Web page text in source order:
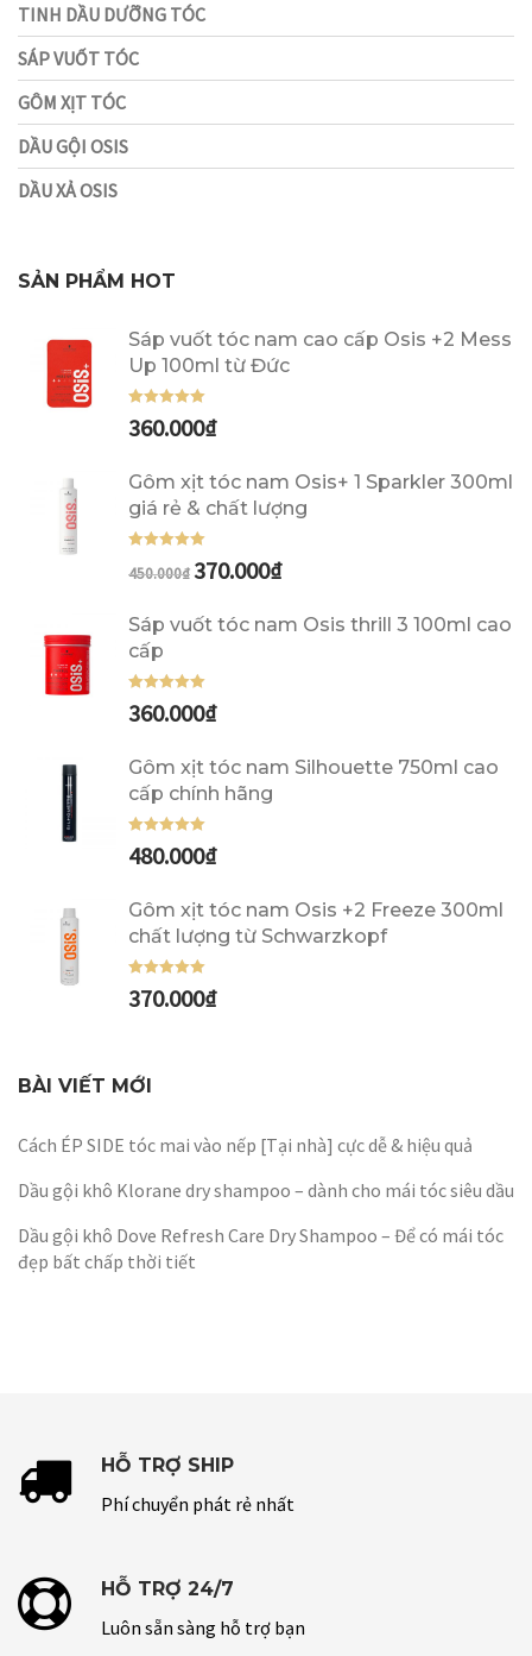
TINH DẦU DƯỠNG TÓC
SÁP VUỐT TÓC
GÔM XỊT TÓC
DẦU GỘI OSIS
DẦU XẢ OSIS
SẢN PHẨM HOT
Sáp vuốt tóc nam cao cấp Osis +2 Mess
Up 100ml từ Đức
Được xếp
360.000₫
Gôm xịt tóc nam Osis+ 1 Sparkler 300ml
giá rẻ & chất lượng
Được xếp
450.000₫370.000₫
Sáp vuốt tóc nam Osis thrill 3 100ml cao
cấp
Được xếp
360.000₫
Gôm xịt tóc nam Silhouette 750ml cao
cấp chính hãng
Được xếp
480.000₫
Gôm xịt tóc nam Osis +2 Freeze 300ml
chất lượng từ Schwarzkopf
Được xếp
370.000₫
BÀI VIẾT MỚI
Cách ÉP SIDE tóc mai vào nếp [Tại nhà] cực dễ & hiệu quả
Dầu gội khô Klorane dry shampoo – dành cho mái tóc siêu dầu
Dầu gội khô Dove Refresh Care Dry Shampoo – Để có mái tóc
đẹp bất chấp thời tiết
HỖ TRỢ SHIP
Phí chuyển phát rẻ nhất
HỖ TRỢ 24/7
Luôn sẵn sàng hỗ trợ bạn